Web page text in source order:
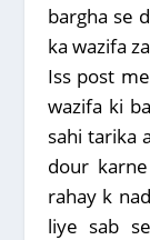
bargha se
ka wazifa
Iss post
wazifa ki
sahi tarika
dour
rahay k
liye sab